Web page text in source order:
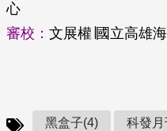
心
審校： 文展權∣國立高雄
黑盒子(4) 科發